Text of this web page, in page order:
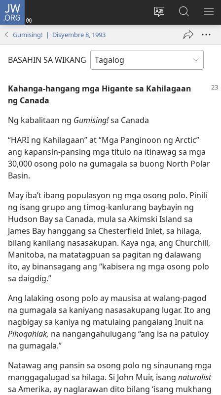
JW.ORG
Baguhin
ng
Mag-
log
bubukas
window)
sa
JW.ORG
Gumising! | Disyembre 8, 1993
BASAHIN SA WIKANG
Kahanga-hangang mga Higante sa Kahilagaan
ng Canada
Ng kabalitaan ng Gumising!sa Canada
“HARI ng Kahilagaan” at “Mga Panginoon ng Arctic”
ang kapansin-pansing mga titulo na itinawag sa mga
30,000 osong polo na gumagala sa buong North Polar
Basin.
May iba’t ibang populasyon ng mga osong polo. Pinili
ng isang grupo ang timog-kanlurang baybayin ng
Hudson Bay sa Canada, mula sa Akimski Island sa
James Bay hanggang sa Chesterfield Inlet, sa hilaga,
bilang kanilang nasasakupan. Kaya nga, ang Churchill,
Manitoba, na matatagpuan sa pagitan ng dalawang
ito, ay binansagang ang “kabisera ng mga osong polo
sa daigdig.”
Ang lalaking osong polo ay mausisa at walang-pagod
na gumagala sa kaniyang nasasakupang lugar. Ito ang
nagbigay sa kaniya ng matulaing pangalang Inuit na
Pihoqahiak, na nangangahulugang “ang isa na patuloy
na gumagala.”
Natawag ang pansin sa osong polo ng sinaunang mga
manggagalugad sa hilaga. Si John Muir, isang naturalist
sa Amerika, ay naglarawan dito bilang ‘isang mukhang